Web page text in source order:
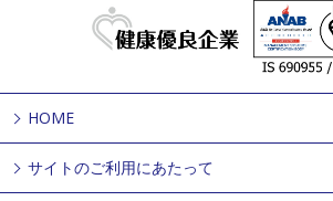
HOME
サイトのご利用にあたって